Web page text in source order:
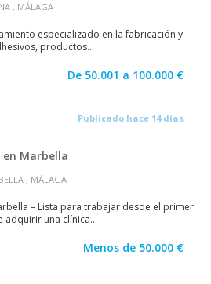
, MÁLAGA
especializado en la fabricación y
productos...
De 50.001 a 100.000 €
Publicado hace 14 días
Marbella
, MÁLAGA
– Lista para trabajar desde el primer
adquirir una clínica...
Menos de 50.000 €